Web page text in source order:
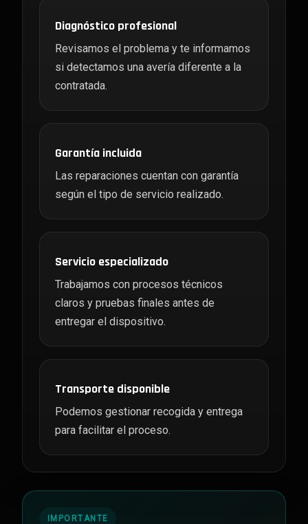
Diagnóstico profesional
Revisamos el problema y te informamos
si detectamos una avería diferente a la
contratada.
Garantía incluida
Las reparaciones cuentan con garantía
según el tipo de servicio realizado.
Servicio especializado
Trabajamos con procesos técnicos
claros y pruebas finales antes de
entregar el dispositivo.
Transporte disponible
Podemos gestionar recogida y entrega
para facilitar el proceso.
IMPORTANTE